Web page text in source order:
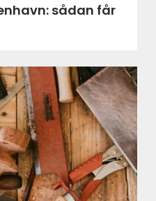
sådan får